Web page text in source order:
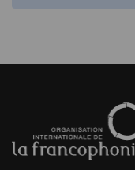
page